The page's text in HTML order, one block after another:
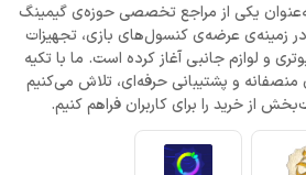
از سال 1396 به‌عنوان یکی از مراجع تخصصی حوزه‌ی گیمینگ
در زمینه‌ی عرضه‌ی کنسول‌های بازی، تجهیزات
و لوازم جانبی آغاز کرده است. ما با تکیه
منصفانه و پشتیبانی حرفه‌ای، تلاش می‌کنیم
از خرید را برای کاربران فراهم کنیم.